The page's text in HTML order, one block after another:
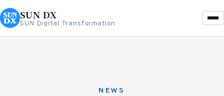
を
ス
キ
へ
ス
キ
SUN DX
SUN Digital Transformation
NEWS